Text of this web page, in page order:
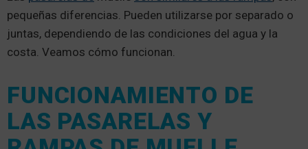
pequeñas diferencias. Pueden utilizarse por separado o
juntas, dependiendo de las condiciones del agua y la
costa. Veamos cómo funcionan.
FUNCIONAMIENTO DE
LAS PASARELAS Y